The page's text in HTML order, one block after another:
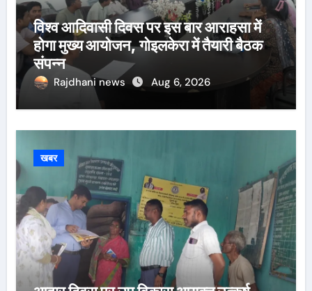
विश्व आदिवासी दिवस पर इस बार आराहसा में
होगा मुख्य आयोजन, गोइलकेरा में तैयारी बैठक
संपन्न
Rajdhani news Aug 6, 2026
खबर